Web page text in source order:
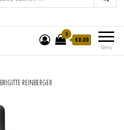
Menü
0
€0.00
BRIGITTE REINBERGER